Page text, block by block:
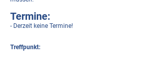
Termine:
- Derzeit keine Termine!
Treffpunkt: